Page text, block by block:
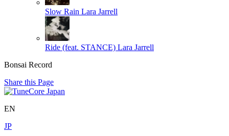
Slow Rain Lara Jarrell
Ride (feat. STANCE) Lara Jarrell
Bonsai Record
Share this Page
EN
JP